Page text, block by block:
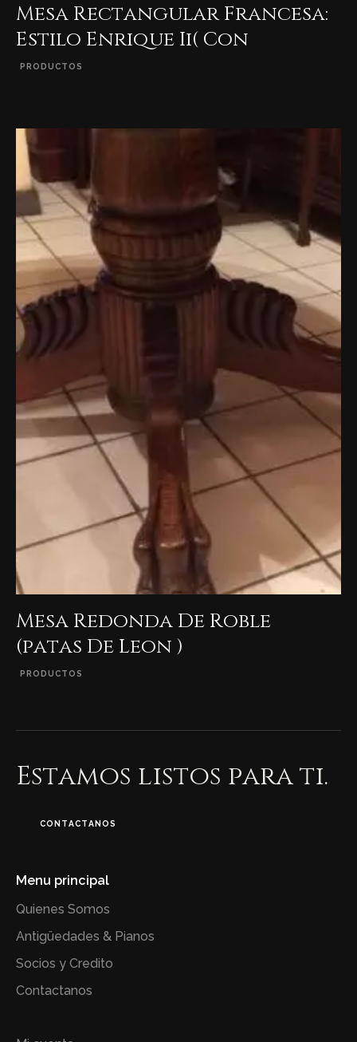
Mesa Rectangular Francesa:
Estilo Enrique Ii( Con
PRODUCTOS
Mesa Redonda De Roble
(patas De Leon )
PRODUCTOS
Estamos listos para ti.
CONTACTANOS
Menu principal
Quienes Somos
Antigüedades & Pianos
Socios y Credito
Contactanos